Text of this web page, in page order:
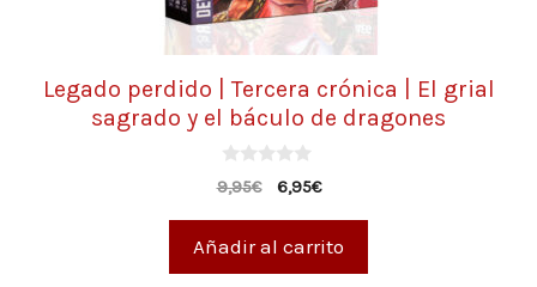
Legado perdido | Tercera crónica | El grial
sagrado y el báculo de dragones
0
d
9,95€ 6,95€
Añadir al carrito